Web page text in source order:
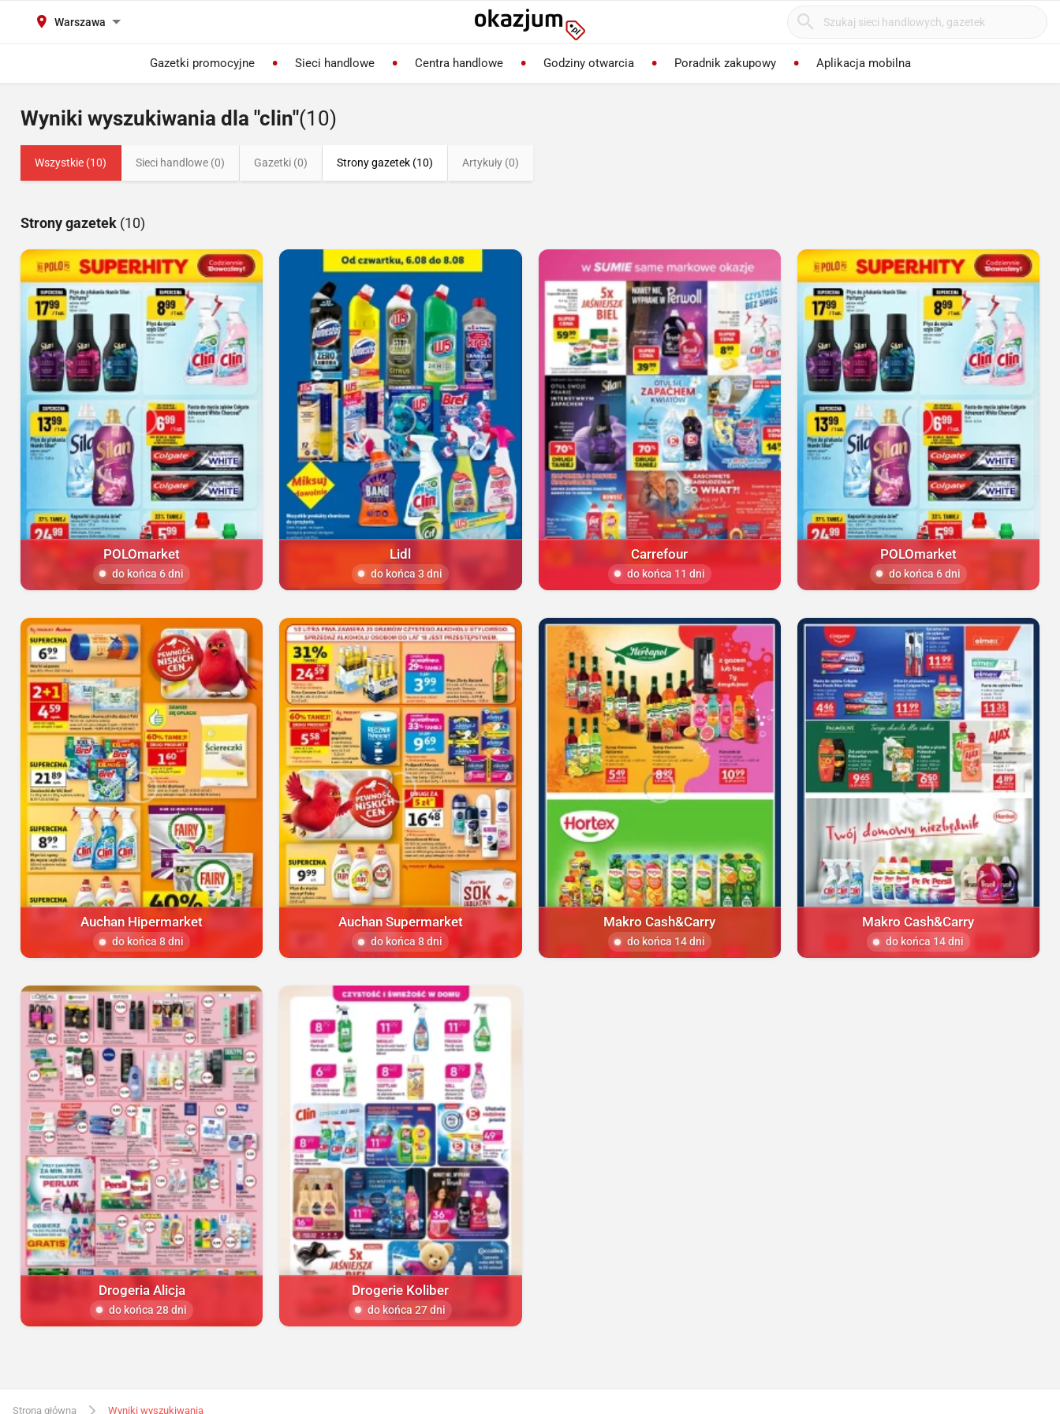
Warszawa
Gazetki promocyjne Sieci handlowe Centra handlowe Godziny otwarcia Poradnik zakupowy Aplikacja mobilna
Wyniki wyszukiwania dla "clin"(10)
Wszystkie (10) Sieci handlowe (0) Gazetki (0) Strony gazetek (10) Artykuły (0)
Strony gazetek (10)
POLOmarket
do końca 6 dni
Lidl
do końca 3 dni
Carrefour
do końca 11 dni
POLOmarket
do końca 6 dni
Auchan Hipermarket
do końca 8 dni
Auchan Supermarket
do końca 8 dni
Makro Cash&Carry
do końca 14 dni
Makro Cash&Carry
do końca 14 dni
Drogeria Alicja
do końca 28 dni
Drogerie Koliber
do końca 27 dni
Strona główna Wyniki wyszukiwania